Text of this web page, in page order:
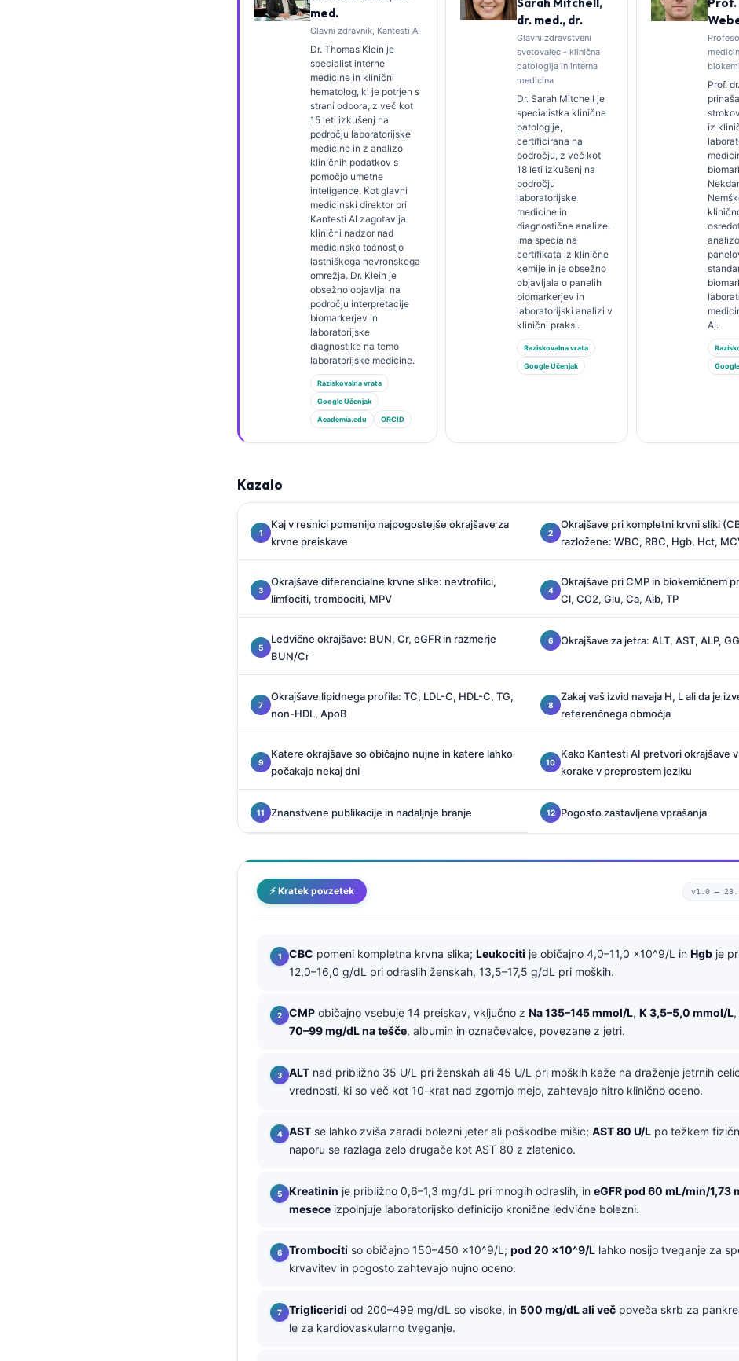
med.
Glavni zdravnik, Kantesti AI
Dr. Thomas Klein je
specialist interne
medicine in klinični
hematolog, ki je potrjen s
strani odbora, z več kot
15 leti izkušenj na
področju laboratorijske
medicine in z analizo
kliničnih podatkov s
pomočjo umetne
inteligence. Kot glavni
medicinski direktor pri
Kantesti AI zagotavlja
klinični nadzor nad
medicinsko točnostjo
lastniškega nevronskega
omrežja. Dr. Klein je
obsežno objavljal na
področju interpretacije
biomarkerjev in
laboratorijske
diagnostike na temo
laboratorijske medicine.
Raziskovalna vrata
Google Učenjak
Academia.edu ORCID
dr. med., dr.
Glavni zdravstveni
svetovalec - klinična
patologija in interna
medicina
Dr. Sarah Mitchell je
specialistka klinične
patologije,
certificirana na
področju, z več kot
18 leti izkušenj na
področju
laboratorijske
medicine in
diagnostične analize.
Ima specialna
certifikata iz klinične
kemije in je obsežno
objavljala o panelih
biomarkerjev in
laboratorijski analizi v
klinični praksi.
Raziskovalna vrata
Google Učenjak
Prof.
iz
AI.
Kazalo
Kaj v resnici pomenijo najpogostejše okrajšave za
krvne preiskave
Okrajšave pri kompletni krvni sliki
razložene: WBC, RBC, Hgb, Hct,
Okrajšave diferencialne krvne slike: nevtrofilci,
limfociti, trombociti, MPV
Okrajšave pri CMP in biokemičnem
Cl, CO2, Glu, Ca, Alb, TP
Ledvične okrajšave: BUN, Cr, eGFR in razmerje
BUN/Cr
Okrajšave za jetra: ALT, AST, ALP,
Okrajšave lipidnega profila: TC, LDL-C, HDL-C, TG,
non-HDL, ApoB
Zakaj vaš izvid navaja H, L ali da je
referenčnega območja
Katere okrajšave so običajno nujne in katere lahko
počakajo nekaj dni
Kako Kantesti AI pretvori okrajšave
korake v preprostem jeziku
Znanstvene publikacije in nadaljnje branje Pogosto zastavljena vprašanja
⚡ Kratek povzetek v1.0 — 28.
CBC pomeni kompletna krvna slika; Leukociti je običajno 4,0–11,0 x10^9/L in Hgb je
12,0–16,0 g/dL pri odraslih ženskah, 13,5–17,5 g/dL pri moških.
CMP običajno vsebuje 14 preiskav, vključno z Na 135–145 mmol/L, K 3,5–5,0 mmol/L,
70–99 mg/dL na tešče, albumin in označevalce, povezane z jetri.
ALT nad približno 35 U/L pri ženskah ali 45 U/L pri moških kaže na draženje jetrnih
vrednosti, ki so več kot 10-krat nad zgornjo mejo, zahtevajo hitro klinično oceno.
AST se lahko zviša zaradi bolezni jeter ali poškodbe mišic; AST 80 U/L po težkem
naporu se razlaga zelo drugače kot AST 80 z zlatenico.
Kreatinin je približno 0,6–1,3 mg/dL pri mnogih odraslih, in eGFR pod 60 mL/min/1,73
mesece izpolnjuje laboratorijsko definicijo kronične ledvične bolezni.
Trombociti so običajno 150–450 x10^9/L; pod 20 x10^9/L lahko nosijo tveganje za
krvavitev in pogosto zahtevajo nujno oceno.
Trigliceridi od 200–499 mg/dL so visoke, in 500 mg/dL ali več poveča skrb za
le za kardiovaskularno tveganje.